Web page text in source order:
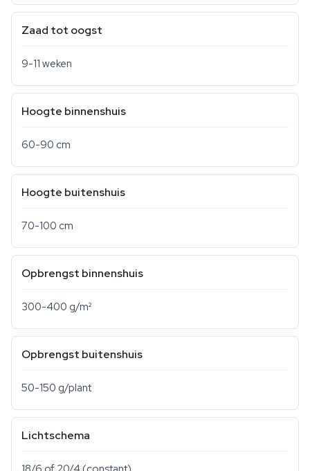
Zaad tot oogst
9-11 weken
Hoogte binnenshuis
60-90 cm
Hoogte buitenshuis
70-100 cm
Opbrengst binnenshuis
300-400 g/m²
Opbrengst buitenshuis
50-150 g/plant
Lichtschema